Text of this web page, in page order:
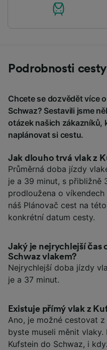
Podrobnosti cesty
Chcete se dozvědět více
Schwaz? Sestavili jsme
otázek našich zákazníků,
naplánovat si cestu.
Jak dlouho trvá vlak z
Průměrná doba jízdy
je a 39 minut, s přibližně
prodloužena o
náš Plánovač cest na
konkrétní datum cesty.
Jaký je nejrychlejší čas
Schwaz vlakem?
Nejrychlejší doba jízdy
je a 37 minut.
Existuje přímý vlak z
Ano, je možné cestovat
byste museli měnit
Kufstein do Schwaz, i